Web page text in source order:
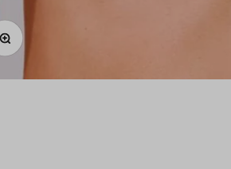
UITZOOMEN